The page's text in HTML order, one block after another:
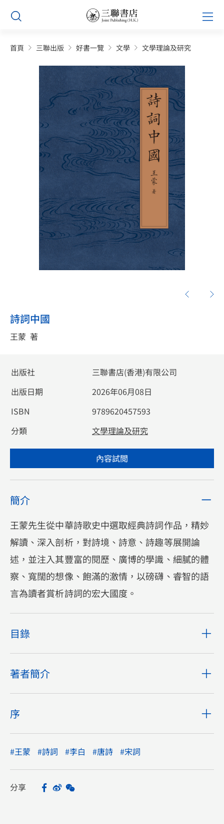
Skip
content
首頁 三聯出版 好書一覽 文學 文學理論及研究
詩詞中國
王蒙 著
出版社
三聯書店(香港)有限公司
出版日期
2026年06月08日
ISBN
9789620457593
分類
文學理論及研究
內容試閲
簡介
王蒙先生從中華詩歌史中選取經典詩詞作品，精妙
解讀、深入剖析，對詩境、詩意、詩趣等展開論
述，並注入其豐富的閱歷、廣博的學識、細膩的體
察、寬闊的想像、飽滿的激情，以磅礴、睿智的語
言為讀者賞析詩詞的宏大國度。
目錄
著者簡介
序
#王蒙 #詩詞 #李白 #唐詩 #宋詞
分享 Facebook
Sina Weibo
WeChat